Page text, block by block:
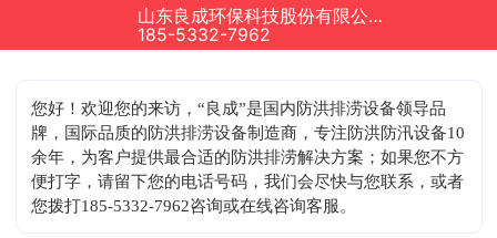
山东良成环保科技股份有限公司正在为您服务
185-5332-7962
您好！欢迎您的来访，“良成”是国内防洪排涝设备领导品
牌，国际品质的防洪排涝设备制造商，专注防洪防汛设备10
余年，为客户提供最合适的防洪排涝解决方案；如果您不方
便打字，请留下您的电话号码，我们会尽快与您联系，或者
您拨打185-5332-7962咨询或在线咨询客服。